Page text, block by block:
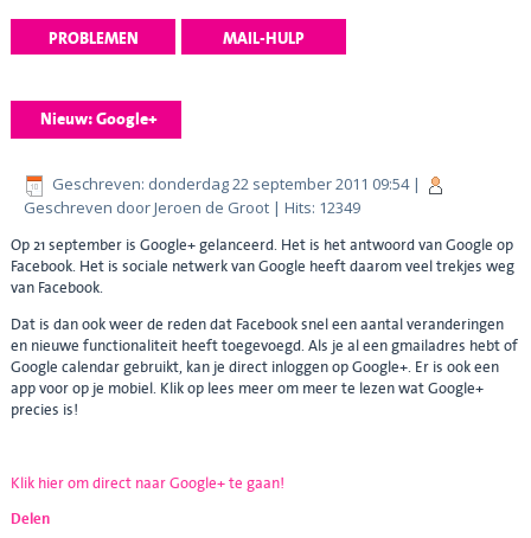
PROBLEMEN
MAIL-HULP
Nieuw: Google+
Geschreven: donderdag 22 september 2011 09:54|
Geschreven door Jeroen de Groot | Hits: 12349
Op 21 september is Google+ gelanceerd. Het is het antwoord van Google op
Facebook. Het is sociale netwerk van Google heeft daarom veel trekjes weg
van Facebook.
Dat is dan ook weer de reden dat Facebook snel een aantal veranderingen
en nieuwe functionaliteit heeft toegevoegd. Als je al een gmailadres hebt of
Google calendar gebruikt, kan je direct inloggen op Google+. Er is ook een
app voor op je mobiel. Klik op lees meer om meer te lezen wat Google+
precies is!
Klik hier om direct naar Google+ te gaan!
Delen